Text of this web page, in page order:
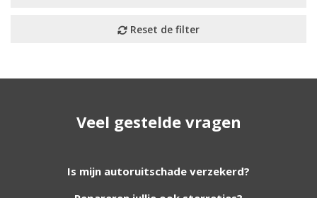
verder!
Wij zijn continu bezig met het toevoegen van
Veel gestelde vragen
Is mijn autoruitschade verzekerd?